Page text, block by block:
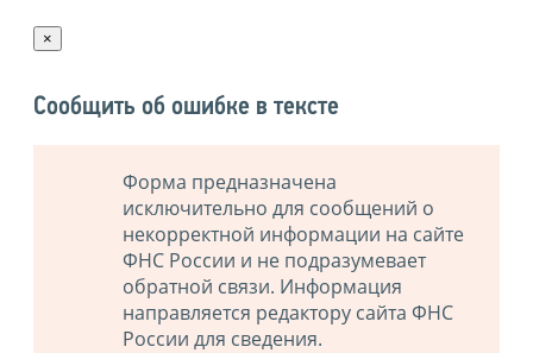
×
Сообщить об ошибке в тексте
Форма предназначена
исключительно для сообщений о
некорректной информации на сайте
ФНС России и не подразумевает
обратной связи. Информация
направляется редактору сайта ФНС
России для сведения.